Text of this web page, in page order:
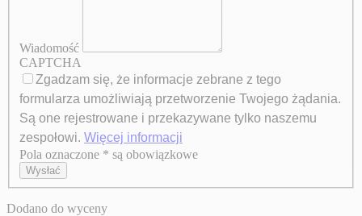
Wiadomość
CAPTCHA
Zgadzam się, że informacje zebrane z tego
formularza umożliwiają przetworzenie Twojego żądania.
Są one rejestrowane i przekazywane tylko naszemu
zespołowi. Więcej informacji
Axeptio consent
Pola oznaczone * są obowiązkowe
Wysłać
Dodano do wyceny